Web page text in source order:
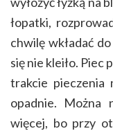
łopatki,
chwilę wkładać
się nie kleiło. Piec
trakcie pieczenia
opadnie. Można
więcej, bo przy